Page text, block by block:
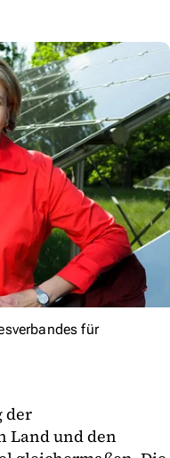
für
der
Land und den